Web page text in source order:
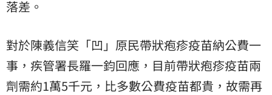
落差。
對於陳義信笑「凹」原民帶狀疱疹疫苗納公費一
事，疾管署長羅一鈞回應，目前帶狀疱疹疫苗兩
劑需約1萬5千元，比多數公費疫苗都貴，故需再